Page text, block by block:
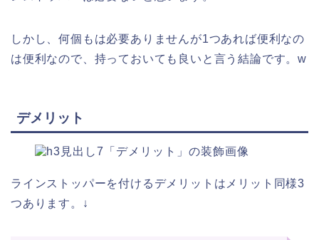
しかし、何個もは必要ありませんが1つあれば便利なの
は便利なので、持っておいても良いと言う結論です。w
デメリット
ラインストッパーを付けるデメリットはメリット同様3
つあります。↓